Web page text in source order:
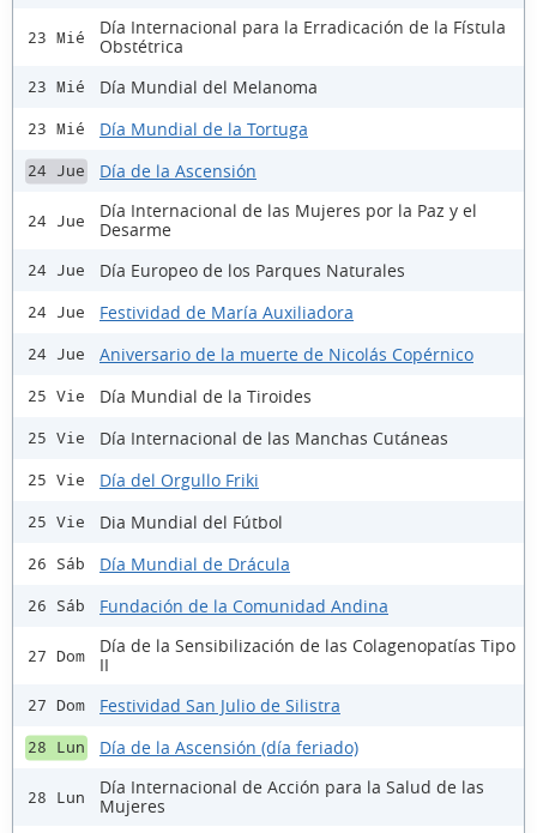
23 Mié
Día Internacional para la Erradicación de la Fístula
Obstétrica
23 Mié Día Mundial del Melanoma
23 Mié Día Mundial de la Tortuga
24 Jue Día de la Ascensión
24 Jue
Día Internacional de las Mujeres por la Paz y el
Desarme
24 Jue Día Europeo de los Parques Naturales
24 Jue Festividad de María Auxiliadora
24 Jue Aniversario de la muerte de Nicolás Copérnico
25 Vie Día Mundial de la Tiroides
25 Vie Día Internacional de las Manchas Cutáneas
25 Vie Día del Orgullo Friki
25 Vie Dia Mundial del Fútbol
26 Sáb Día Mundial de Drácula
26 Sáb Fundación de la Comunidad Andina
27 Dom
Día de la Sensibilización de las Colagenopatías Tipo
II
27 Dom Festividad San Julio de Silistra
28 Lun Día de la Ascensión (día feriado)
28 Lun
Día Internacional de Acción para la Salud de las
Mujeres